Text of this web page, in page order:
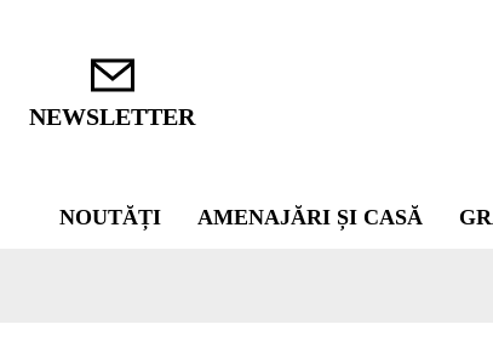
NEWSLETTER
NOUTĂȚI AMENAJĂRI ȘI CASĂ